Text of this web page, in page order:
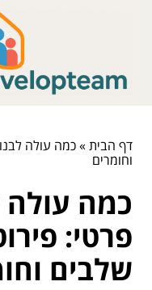
דף הבית»כמה עולה
וחומרים
כמה עולה
פרטי:
שלבים